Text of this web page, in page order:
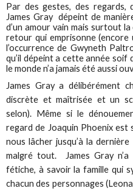
Par des gestes, des regards,
James Gray dépeint de
d’un amour vain mais surtout
retour qui emprisonne (encore
l’occurrence de Gwyneth
qu’il dépeint a cette année soif
le monde n’a jamais été aussi
James Gray a délibérément
discrète et maîtrisée et un
selon). Même si le
regard de Joaquin Phoenix est
nous lâcher jusqu’à la
malgré tout. James Gray
fétiche, à savoir la famille qui
chacun des personnages